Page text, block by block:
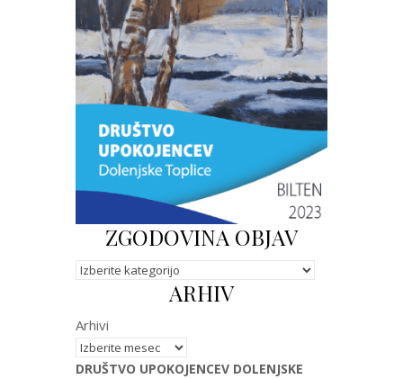
ZGODOVINA OBJAV
Kategorije
ARHIV
Arhivi
DRUŠTVO UPOKOJENCEV DOLENJSKE